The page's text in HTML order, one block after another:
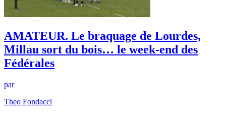
AMATEUR. Le braquage de Lourdes,
Millau sort du bois… le week-end des
Fédérales
par
Theo Fondacci